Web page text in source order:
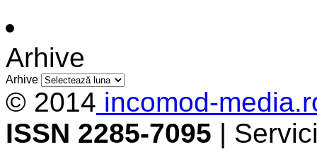
Arhive
Arhive
© 2014 incomod-
ISSN 2285-7095 |